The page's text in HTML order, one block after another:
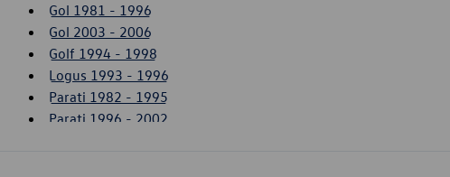
Gol 1981 - 1996
Gol 2003 - 2006
Golf 1994 - 1998
Logus 1993 - 1996
Parati 1982 - 1995
Parati 1996 - 2002